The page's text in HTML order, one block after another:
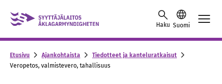
Skip to content -saavutettavuusohje
Haku Suomi
Etusivu Ajankohtaista
Tiedotteet ja kanteluratkaisut
Veropetos, valmistevero, tahallisuus